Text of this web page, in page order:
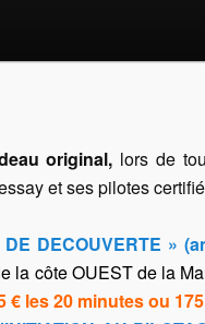
original, lors de
et ses pilotes
DE DECOUVERTE »
la côte OUEST de la
€ les 20 minutes ou